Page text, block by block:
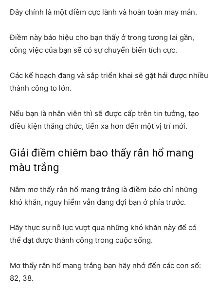
Đây chính là một điềm cực lành và hoàn toàn may mắn.
Điềm này báo hiệu cho bạn thấy ở trong tương lai gần,
công việc của bạn sẽ có sự chuyển biến tích cực.
Các kế hoạch đang và sắp triển khai sẽ gặt hái được nhiều
thành công to lớn.
Nếu bạn là nhân viên thì sẽ được cấp trên tin tưởng, tạo
điều kiện thăng chức, tiến xa hơn đến một vị trí mới.
Giải điềm chiêm bao thấy rắn hổ mang
màu trắng
Nằm mơ thấy rắn hổ mang trắng là điềm báo chỉ những
khó khăn, nguy hiểm vẫn đang đợi bạn ở phía trước.
Hãy thực sự nỗ lực vượt qua những khó khăn này để có
thể đạt được thành công trong cuộc sống.
Mơ thấy rắn hổ mang trắng bạn hãy nhớ đến các con số:
82, 38.